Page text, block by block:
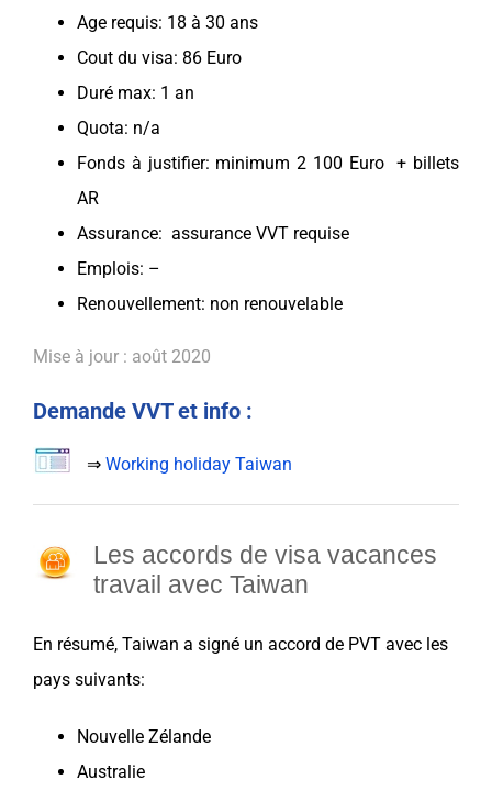
Age requis: 18 à 30 ans
Cout du visa: 86 Euro
Duré max: 1 an
Quota: n/a
Fonds à justifier: minimum 2 100 Euro + billets
AR
Assurance: assurance VVT requise
Emplois: –
Renouvellement: non renouvelable
Mise à jour : août 2020
Demande VVT et info :
⇒ Working holiday Taiwan
Les accords de visa vacances
travail avec Taiwan
En résumé, Taiwan a signé un accord de PVT avec les
pays suivants:
Nouvelle Zélande
Australie